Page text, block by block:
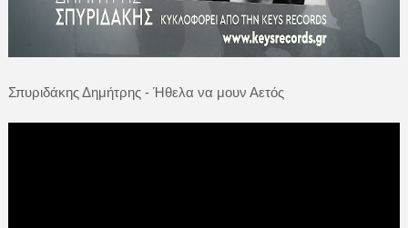
Σπυριδάκης Δημήτρης - Ήθελα να μουν Αετός